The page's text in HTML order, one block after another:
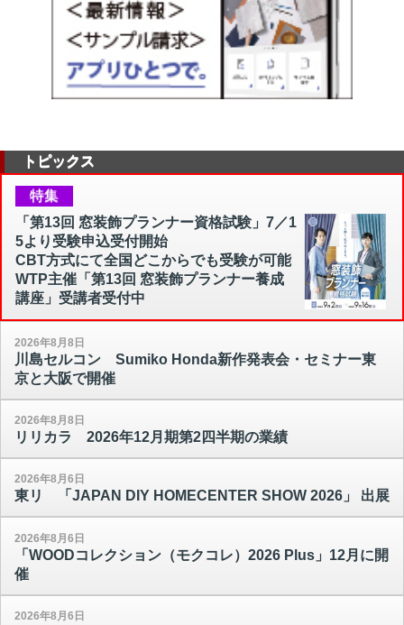
トピックス
特集
「第13回 窓装飾プランナー資格試験」7／1
5より受験申込受付開始
CBT方式にて全国どこからでも受験が可能
WTP主催「第13回 窓装飾プランナー養成
講座」受講者受付中
2026年8月8日
川島セルコン Sumiko Honda新作発表会・セミナー東
京と大阪で開催
2026年8月8日
リリカラ 2026年12月期第2四半期の業績
2026年8月6日
東リ 「JAPAN DIY HOMECENTER SHOW 2026」 出展
2026年8月6日
「WOODコレクション（モクコレ）2026 Plus」12月に開
催
2026年8月6日